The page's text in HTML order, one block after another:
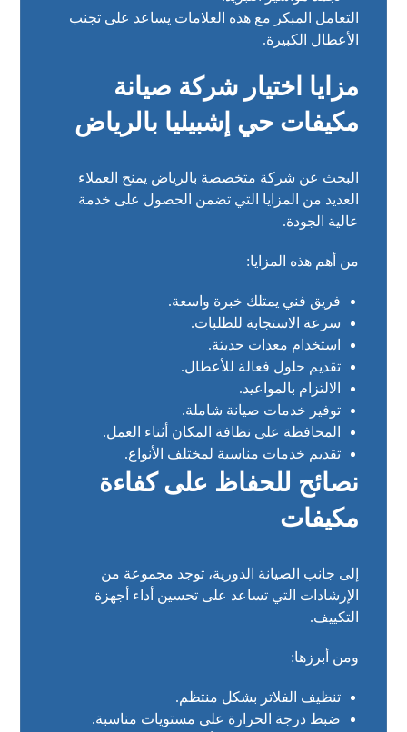
التعامل المبكر مع هذه العلامات يساعد على تجنب
الأعطال الكبيرة.
مزايا اختيار شركة صيانة
مكيفات حي إشبيليا بالرياض
البحث عن شركة متخصصة بالرياض يمنح العملاء
العديد من المزايا التي تضمن الحصول على خدمة
عالية الجودة.
من أهم هذه المزايا:
فريق فني يمتلك خبرة واسعة.
سرعة الاستجابة للطلبات.
استخدام معدات حديثة.
تقديم حلول فعالة للأعطال.
الالتزام بالمواعيد.
توفير خدمات صيانة شاملة.
المحافظة على نظافة المكان أثناء العمل.
تقديم خدمات مناسبة لمختلف الأنواع.
نصائح للحفاظ على كفاءة
مكيفات
إلى جانب الصيانة الدورية، توجد مجموعة من
الإرشادات التي تساعد على تحسين أداء أجهزة
التكييف.
ومن أبرزها:
تنظيف الفلاتر بشكل منتظم.
ضبط درجة الحرارة على مستويات مناسبة.